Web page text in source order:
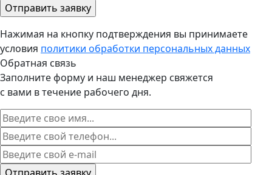
Нажимая на кнопку подтверждения вы принимаете
условия политики обработки персональных данных
Обратная связь
Заполните форму и наш менеджер свяжется
с вами в течение рабочего дня.